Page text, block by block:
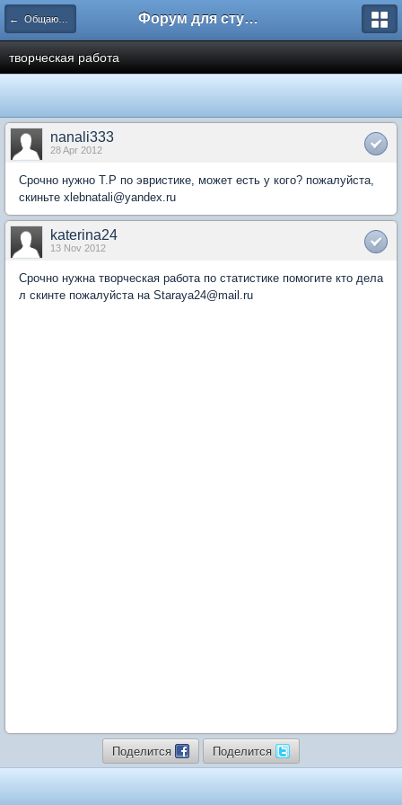
← Общаются экономисты Форум для студента СГА
творческая работа
nanali333
28 Apr 2012
Срочно нужно Т.Р по эвристике, может есть у кого? пожалуйста,
скиньте xlebnatali@yandex.ru
katerina24
13 Nov 2012
Срочно нужна творческая работа по статистике помогите кто дела
л скинте пожалуйста на Staraya24@mail.ru
Поделится Поделится